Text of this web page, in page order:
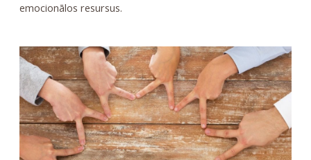
emocionālos resursus.